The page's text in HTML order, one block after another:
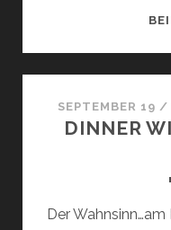
SEPTEMBER 19 /
DINNER
Der